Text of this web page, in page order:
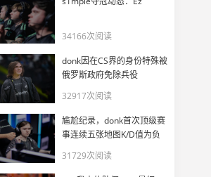
34166次阅读
donk因在CS界的身份特殊被
俄罗斯政府免除兵役
32917次阅读
尴尬纪录，donk首次顶级赛
事连续五张地图K/D值为负
31729次阅读